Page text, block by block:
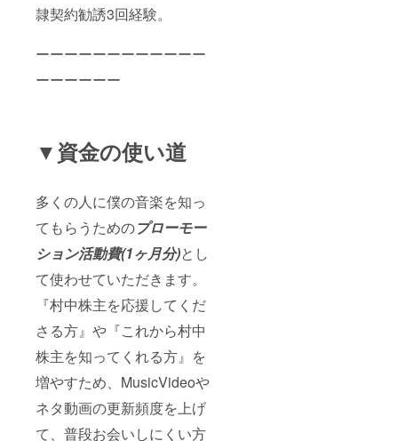
隷契約勧誘3回経験。
ーーーーーーーーーーーー
ーーーーーー
▼資金の使い道
多くの人に僕の音楽を知っ
てもらうためのプローモー
ション活動費(1ヶ月分)とし
て使わせていただきます。
『村中株主を応援してくだ
さる方』や『これから村中
株主を知ってくれる方』を
増やすため、MusicVideoや
ネタ動画の更新頻度を上げ
て、普段お会いしにくい方